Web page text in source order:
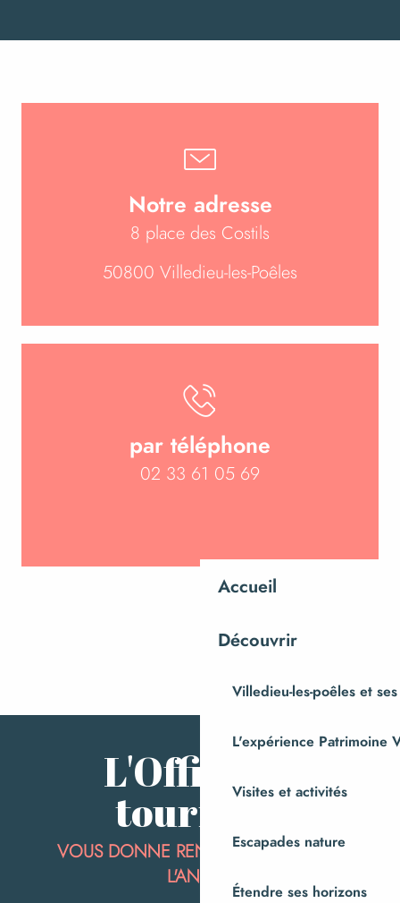
Accueil
Découvrir
Villedieu-les-poêles et
L'expérience Patrimoine
Visites et activités
Escapades nature
Étendre ses horizons
Notre adresse
8 place des Costils
50800 Villedieu-les-Poêles
par téléphone
02 33 61 05 69
L'Office de
tourisme
VOUS DONNE RENDEZ-VOUS TOUTE
L'ANNÉE